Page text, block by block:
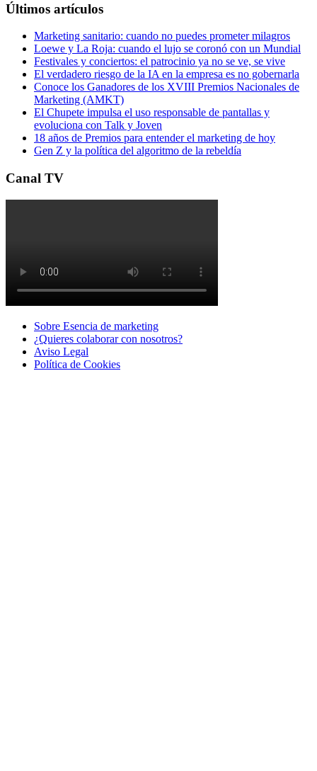
Últimos artículos
Marketing sanitario: cuando no puedes prometer milagros
Loewe y La Roja: cuando el lujo se coronó con un Mundial
Festivales y conciertos: el patrocinio ya no se ve, se vive
El verdadero riesgo de la IA en la empresa es no gobernarla
Conoce los Ganadores de los XVIII Premios Nacionales de
Marketing (AMKT)
El Chupete impulsa el uso responsable de pantallas y
evoluciona con Talk y Joven
18 años de Premios para entender el marketing de hoy
Gen Z y la política del algoritmo de la rebeldía
Canal TV
Sobre Esencia de marketing
¿Quieres colaborar con nosotros?
Aviso Legal
Polí­tica de Cookies